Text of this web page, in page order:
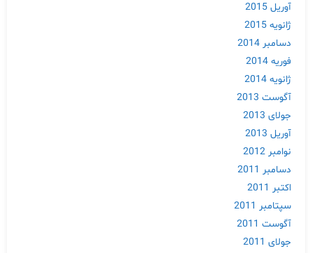
آوریل 2015
ژانویه 2015
دسامبر 2014
فوریه 2014
ژانویه 2014
آگوست 2013
جولای 2013
آوریل 2013
نوامبر 2012
دسامبر 2011
اکتبر 2011
سپتامبر 2011
آگوست 2011
جولای 2011